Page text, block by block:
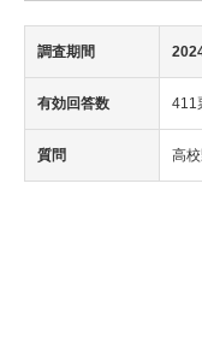
調査期間
有効回答数 411
質問 高